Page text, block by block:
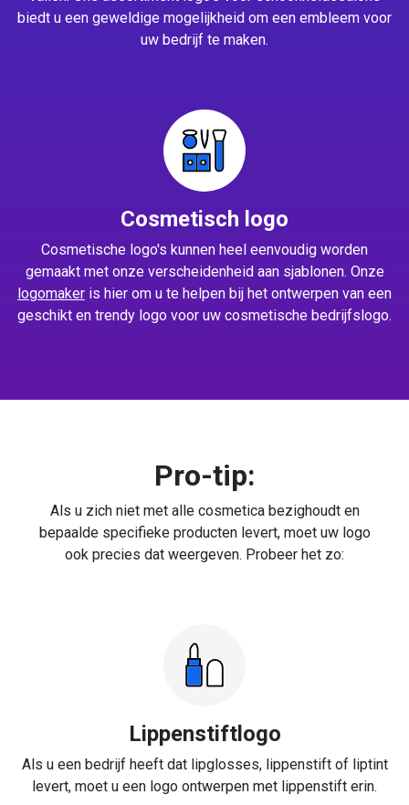
biedt u een geweldige mogelijkheid om een embleem voor
uw bedrijf te maken.
Cosmetisch logo
Cosmetische logo's kunnen heel eenvoudig worden
gemaakt met onze verscheidenheid aan sjablonen. Onze
logomaker is hier om u te helpen bij het ontwerpen van een
geschikt en trendy logo voor uw cosmetische bedrijfslogo.
Pro-tip:
Als u zich niet met alle cosmetica bezighoudt en
bepaalde specifieke producten levert, moet uw logo
ook precies dat weergeven. Probeer het zo:
Lippenstiftlogo
Als u een bedrijf heeft dat lipglosses, lippenstift of liptint
levert, moet u een logo ontwerpen met lippenstift erin.